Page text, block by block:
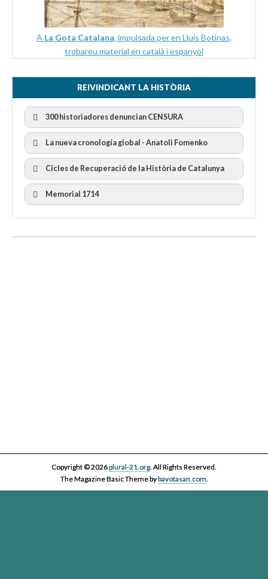
A La Gota Catalana, impulsada per en Lluís Botinas,
trobareu material en català i espanyol
REIVINDICANT LA HISTÒRIA
300 historiadores denuncian CENSURA
300 Historiadors denuncien al “Gobierno Español” per la
censura
La nueva cronología global - Anatoli Fomenko
Cicles de Recuperació de la Història de Catalunya
I Cicle Història i Censura
II Cicle Història i Censura
Memorial 1714
Copyright © 2026plural-21.org. All Rights Reserved.
The Magazine Basic Theme bybavotasan.com.